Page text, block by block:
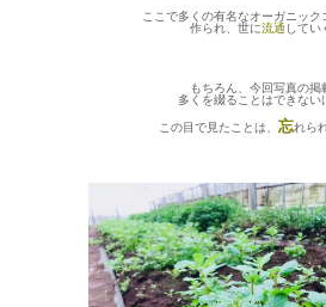
ここで多くの有名なオーガニック
作られ、世に流通 してい
もちろん、今回写真の掲
多くを綴ることはできない
この目で見たことは、 忘れら